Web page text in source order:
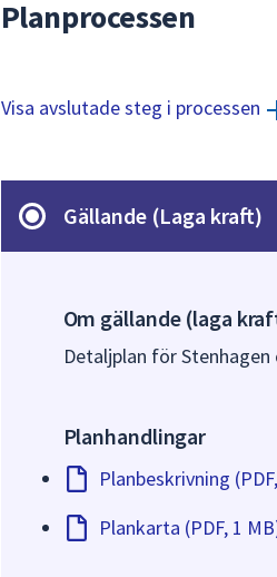
Planprocessen
Visa avslutade steg i processen
Gällande (Laga kraft)
Om gällande (laga
Detaljplan för
Planhandlingar
Planbeskrivning
Plankarta (PDF, 1